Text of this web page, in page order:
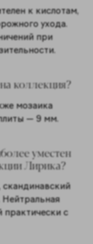
к кислотам,
ухода.
при
коллекция?
мозаика
— 9 мм.
уместен
Лирика?
Нейтральная
практически с